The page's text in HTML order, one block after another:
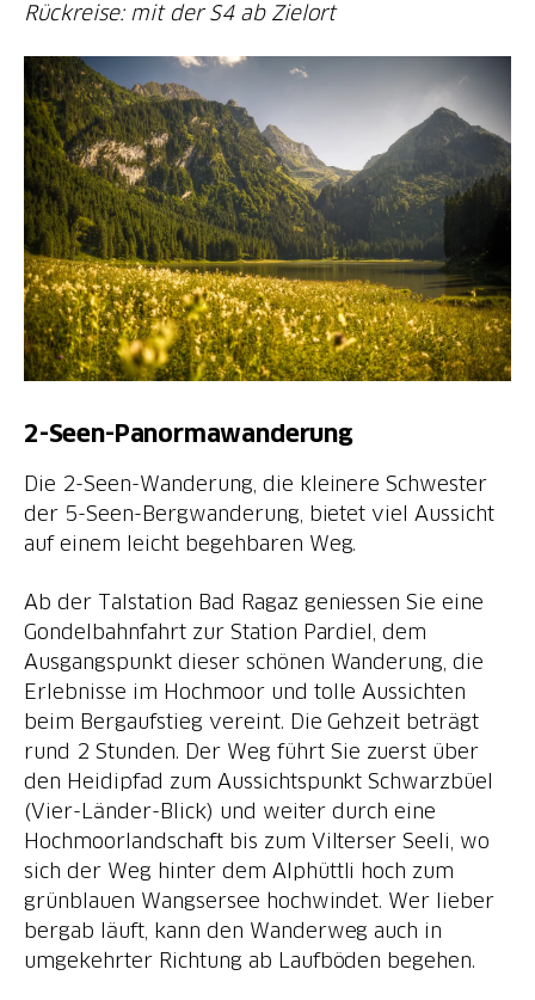
Rückreise: mit der S4 ab Zielort
2-Seen-Panormawanderung
Die 2-Seen-Wanderung, die kleinere Schwester
der 5-Seen-Bergwanderung, bietet viel Aussicht
auf einem leicht begehbaren Weg.
Ab der Talstation Bad Ragaz geniessen Sie eine
Gondelbahnfahrt zur Station Pardiel, dem
Ausgangspunkt dieser schönen Wanderung, die
Erlebnisse im Hochmoor und tolle Aussichten
beim Bergaufstieg vereint. Die Gehzeit beträgt
rund 2 Stunden. Der Weg führt Sie zuerst über
den Heidipfad zum Aussichtspunkt Schwarzbüel
(Vier-Länder-Blick) und weiter durch eine
Hochmoorlandschaft bis zum Vilterser Seeli, wo
sich der Weg hinter dem Alphüttli hoch zum
grünblauen Wangsersee hochwindet. Wer lieber
bergab läuft, kann den Wanderweg auch in
umgekehrter Richtung ab Laufböden begehen.